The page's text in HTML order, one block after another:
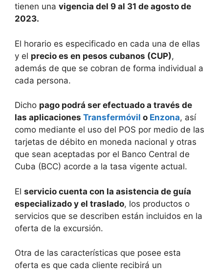
tienen una vigencia del 9 al 31 de agosto de
2023.
El horario es especificado en cada una de ellas
y el precio es en pesos cubanos (CUP),
además de que se cobran de forma individual a
cada persona.
Dicho pago podrá ser efectuado a través de
las aplicaciones Transfermóvil o Enzona, así
como mediante el uso del POS por medio de las
tarjetas de débito en moneda nacional y otras
que sean aceptadas por el Banco Central de
Cuba (BCC) acorde a la tasa vigente actual.
El servicio cuenta con la asistencia de guía
especializado y el traslado, los productos o
servicios que se describen están incluidos en la
oferta de la excursión.
Otra de las características que posee esta
oferta es que cada cliente recibirá un